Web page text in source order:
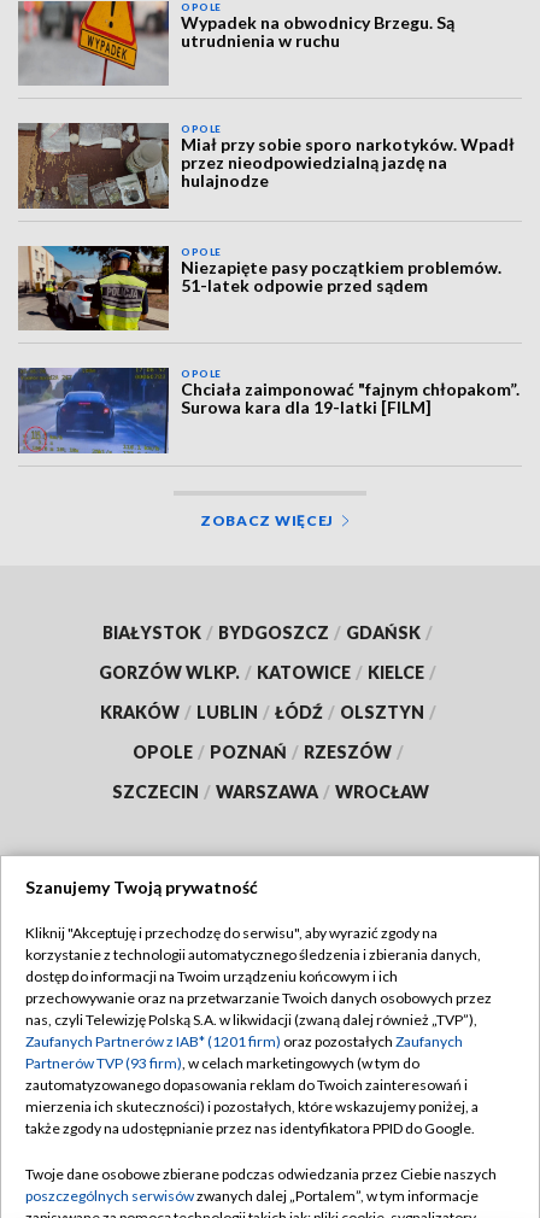
OPOLE
Wypadek na obwodnicy Brzegu. Są
utrudnienia w ruchu
OPOLE
Miał przy sobie sporo narkotyków. Wpadł
przez nieodpowiedzialną jazdę na
hulajnodze
OPOLE
Niezapięte pasy początkiem problemów.
51-latek odpowie przed sądem
OPOLE
Chciała zaimponować "fajnym chłopakom”.
Surowa kara dla 19-latki [FILM]
ZOBACZ WIĘCEJ
BIAŁYSTOK / BYDGOSZCZ / GDAŃSK /
GORZÓW WLKP. / KATOWICE / KIELCE /
KRAKÓW / LUBLIN / ŁÓDŹ / OLSZTYN /
OPOLE / POZNAŃ / RZESZÓW /
SZCZECIN / WARSZAWA / WROCŁAW
TVP
Abonament TVP
Emisja w TVP
Centrum informacji TVP
Naziemna Telewizja Cyfrowa
Rada Programowa
Regulamin TVP
Polityka prywatności
Moje zgody
Pomoc
Kontakt
Szanujemy Twoją prywatność
Kliknij "Akceptuję i przechodzę do serwisu", aby wyrazić zgody na
korzystanie z technologii automatycznego śledzenia i zbierania danych,
dostęp do informacji na Twoim urządzeniu końcowym i ich
przechowywanie oraz na przetwarzanie Twoich danych osobowych przez
nas, czyli Telewizję Polską S.A. w likwidacji (zwaną dalej również „TVP”),
Zaufanych Partnerów z IAB* (1201 firm) oraz pozostałych Zaufanych
Partnerów TVP (93 firm), w celach marketingowych (w tym do
zautomatyzowanego dopasowania reklam do Twoich zainteresowań i
mierzenia ich skuteczności) i pozostałych, które wskazujemy poniżej, a
także zgody na udostępnianie przez nas identyfikatora PPID do Google.
Twoje dane osobowe zbierane podczas odwiedzania przez Ciebie naszych
poszczególnych serwisówzwanych dalej „Portalem”, w tym informacje